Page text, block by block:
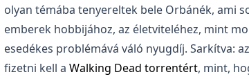
olyan témába tenyereltek bele Orbánék, ami
emberek hobbijához, az életviteléhez, mint
esedékes problémává váló nyugdíj. Sarkítva:
fizetni kell a Walking Dead torrentért, mint,